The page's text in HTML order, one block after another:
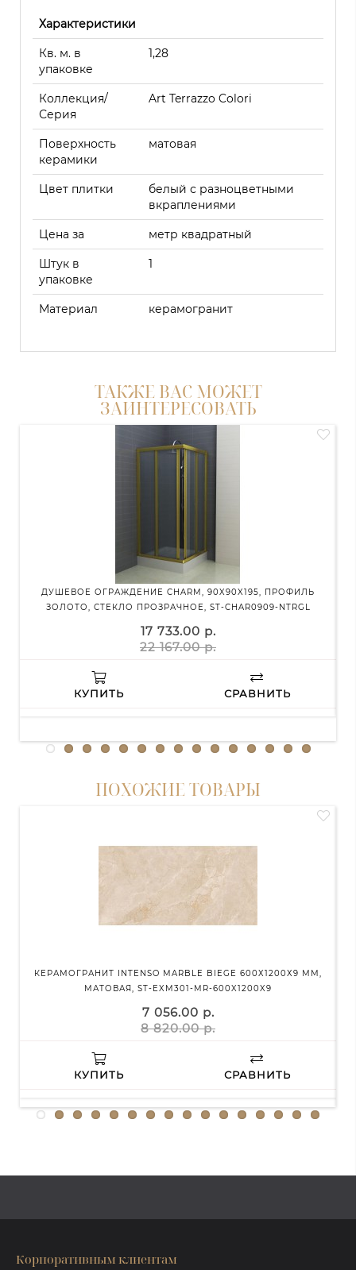
Характеристики
Кв. м. в
упаковке
1,28
Коллекция/
Серия
Art Terrazzo Colori
Поверхность
керамики
матовая
Цвет плитки
белый с разноцветными
вкраплениями
Цена за метр квадратный
Штук в
упаковке
1
Материал керамогранит
ТАКЖЕ ВАС МОЖЕТ
ЗАИНТЕРЕСОВАТЬ
ДУШЕВОЕ ОГРАЖДЕНИЕ CHARM, 90X90X195, ПРОФИЛЬ
ЗОЛОТО, СТЕКЛО ПРОЗРАЧНОЕ, ST-CHAR0909-NTRGL
17 733.00 р.
22 167.00 р.
КУПИТЬ СРАВНИТЬ
ПОХОЖИЕ ТОВАРЫ
КЕРАМОГРАНИТ INTENSO MARBLE BIEGE 600Х1200Х9 ММ,
МАТОВАЯ, ST-EXM301-MR-600X1200X9
7 056.00 р.
8 820.00 р.
КУПИТЬ СРАВНИТЬ
Корпоративным клиентам